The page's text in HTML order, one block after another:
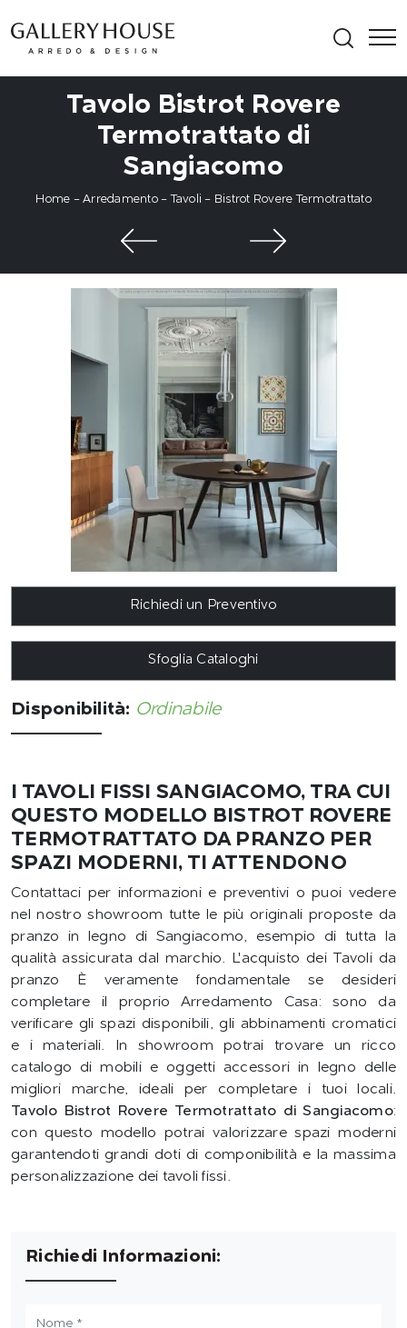
Tavolo Bistrot Rovere
Termotrattato di
Sangiacomo
Home - Arredamento-Tavoli - Bistrot Rovere Termotrattato
Richiedi un Preventivo
Sfoglia Cataloghi
Disponibilità: Ordinabile
I TAVOLI FISSI SANGIACOMO, TRA CUI
QUESTO MODELLO BISTROT ROVERE
TERMOTRATTATO DA PRANZO PER
SPAZI MODERNI, TI ATTENDONO
Contattaci per informazioni e preventivi o puoi vedere
nel nostro showroom tutte le più originali proposte da
pranzo in legno di Sangiacomo, esempio di tutta la
qualità assicurata dal marchio. L'acquisto dei Tavoli da
pranzo È veramente fondamentale se desideri
completare il proprio Arredamento Casa: sono da
verificare gli spazi disponibili, gli abbinamenti cromatici
e i materiali. In showroom potrai trovare un ricco
catalogo di mobili e oggetti accessori in legno delle
migliori marche, ideali per completare i tuoi locali.
Tavolo Bistrot Rovere Termotrattato di Sangiacomo:
con questo modello potrai valorizzare spazi moderni
garantendoti grandi doti di componibilità e la massima
personalizzazione dei tavoli fissi.
Richiedi Informazioni: